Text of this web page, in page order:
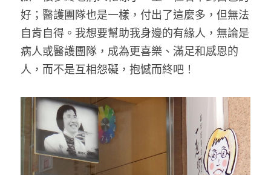
好；醫護團隊也是一樣，付出了這麼多，但無法
自肯自得。我想要幫助我身邊的有緣人，無論是
病人或醫護團隊，成為更喜樂、滿足和感恩的
人，而不是互相怨礙，抱憾而終吧！